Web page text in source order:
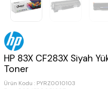
HP 83X CF283X Siyah
Toner
Ürün Kodu : PYRZ0010103